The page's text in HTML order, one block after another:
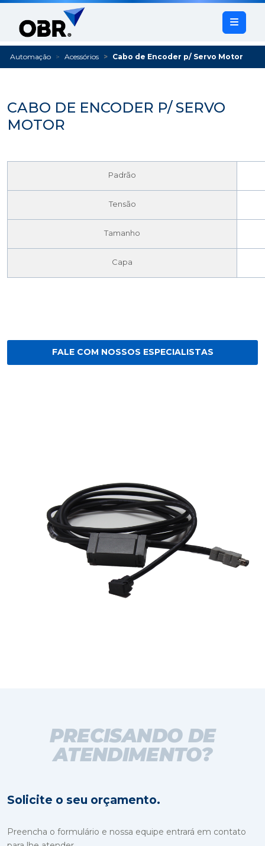
Automação Acessórios Cabo de Encoder p/ Servo Motor
CABO DE ENCODER P/ SERVO
MOTOR
Padrão
Tensão
Tamanho
Capa
FALE COM NOSSOS ESPECIALISTAS
PRECISANDO DE
ATENDIMENTO?
Solicite o seu orçamento.
Preencha o formulário e nossa equipe entrará em contato